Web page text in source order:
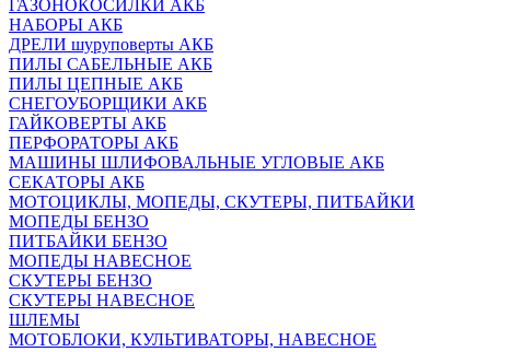
ГАЗОНОКОСИЛКИ АКБ
НАБОРЫ АКБ
ДРЕЛИ шуруповерты АКБ
ПИЛЫ САБЕЛЬНЫЕ АКБ
ПИЛЫ ЦЕПНЫЕ АКБ
СНЕГОУБОРЩИКИ АКБ
ГАЙКОВЕРТЫ АКБ
ПЕРФОРАТОРЫ АКБ
МАШИНЫ ШЛИФОВАЛЬНЫЕ УГЛОВЫЕ АКБ
СЕКАТОРЫ АКБ
МОТОЦИКЛЫ, МОПЕДЫ, СКУТЕРЫ, ПИТБАЙКИ
МОПЕДЫ БЕНЗО
ПИТБАЙКИ БЕНЗО
МОПЕДЫ НАВЕСНОЕ
СКУТЕРЫ БЕНЗО
СКУТЕРЫ НАВЕСНОЕ
ШЛЕМЫ
МОТОБЛОКИ, КУЛЬТИВАТОРЫ, НАВЕСНОЕ